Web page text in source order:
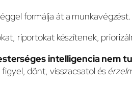
formálja át a
riportokat készítenek,
intelligencia nem
dönt, visszacsatol és